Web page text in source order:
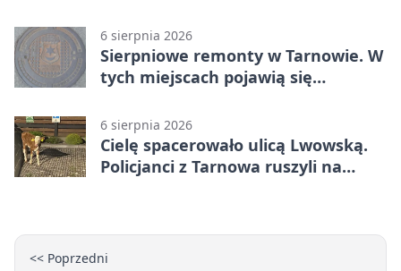
6 sierpnia 2026
Sierpniowe remonty w Tarnowie. W
tych miejscach pojawią się
6 sierpnia 2026
Cielę spacerowało ulicą Lwowską.
Policjanci z Tarnowa ruszyli na
<< Poprzedni